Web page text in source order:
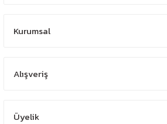
Kurumsal
Alışveriş
Üyelik